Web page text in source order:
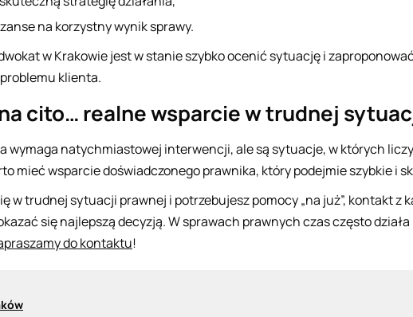
na korzystny wynik sprawy.
w Krakowie jest w stanie szybko ocenić sytuację i
klienta.
cito… realne wsparcie w trudnej
wymaga natychmiastowej interwencji, ale są sytuacje, w których
mieć wsparcie doświadczonego prawnika, który podejmie szybkie i
w trudnej sytuacji prawnej i potrzebujesz pomocy „na już”, kontakt z
się najlepszą decyzją. W sprawach prawnych czas często
do kontaktu!